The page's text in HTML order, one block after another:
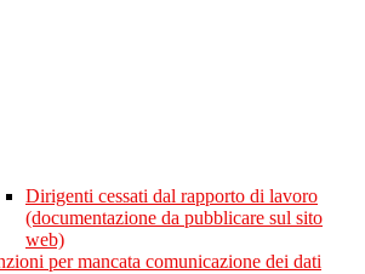
Dirigenti cessati dal rapporto di lavoro
(documentazione da pubblicare sul sito
web)
per mancata comunicazione dei dati